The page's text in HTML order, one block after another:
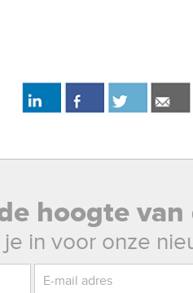
hoogte
je in voor onze